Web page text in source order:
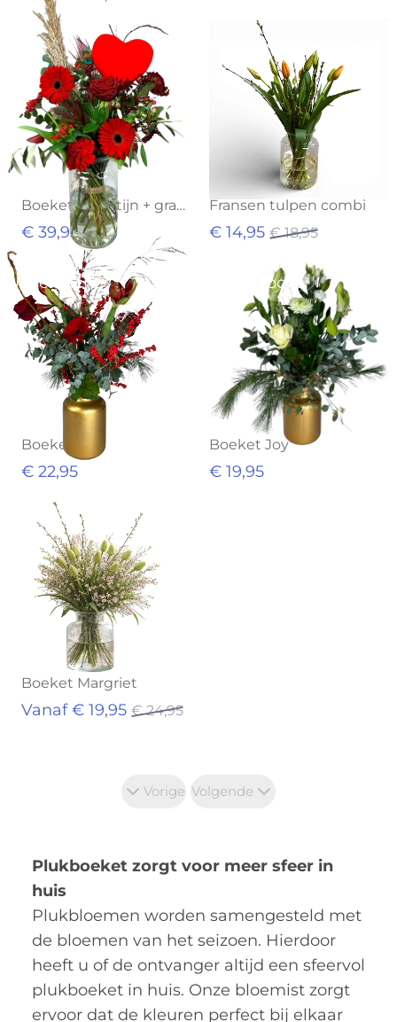
Boeket Valentijn + gratis vaas
€ 39,95
Uitverkocht
Fransen tulpen combi
€ 14,95 € 18,95
Uitverkocht
Boeket Lio
€ 22,95
Uitverkocht
Boeket Joy
€ 19,95
Uitverkocht
Boeket Margriet
Vanaf € 19,95 € 24,95
Vorige Volgende
Plukboeket zorgt voor meer sfeer in
huis
Plukbloemen worden samengesteld met
de bloemen van het seizoen. Hierdoor
heeft u of de ontvanger altijd een sfeervol
plukboeket in huis. Onze bloemist zorgt
ervoor dat de kleuren perfect bij elkaar